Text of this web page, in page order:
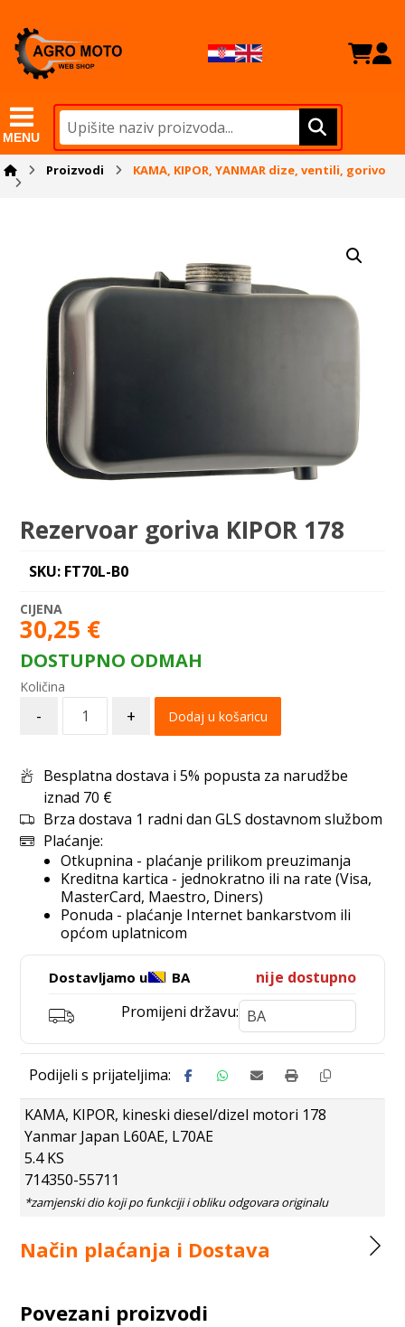
MENU
Proizvodi KAMA, KIPOR, YANMAR dize, ventili, gorivo
Rezervoar goriva KIPOR 178
SKU: FT70L-B0
30,25 €
DOSTUPNO ODMAH
- + Dodaj u košaricu
Besplatna dostava i 5% popusta za narudžbe
iznad 70 €
Brza dostava 1 radni dan GLS dostavnom službom
Plaćanje:
Otkupnina - plaćanje prilikom preuzimanja
Kreditna kartica - jednokratno ili na rate (Visa,
MasterCard, Maestro, Diners)
Ponuda - plaćanje Internet bankarstvom ili
općom uplatnicom
Dostavljamo u BA
nije dostupno
Promijeni državu:
KAMA, KIPOR, kineski diesel/dizel motori 178
Yanmar Japan L60AE, L70AE
5.4 KS
714350-55711
Način plaćanja i Dostava
Povezani proizvodi